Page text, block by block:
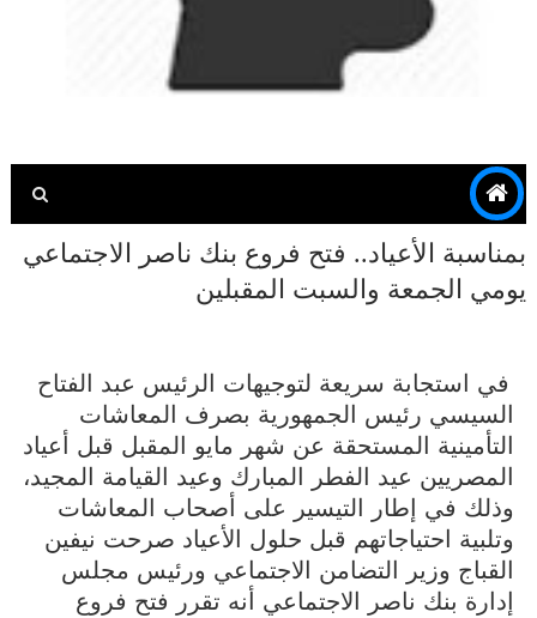
بمناسبة الأعياد.. فتح فروع بنك ناصر الاجتماعي
يومي الجمعة والسبت المقبلين
في استجابة سريعة لتوجيهات الرئيس عبد الفتاح
السيسي رئيس الجمهورية بصرف المعاشات
التأمينية المستحقة عن شهر مايو المقبل قبل أعياد
المصريين عيد الفطر المبارك وعيد القيامة المجيد،
وذلك في إطار التيسير على أصحاب المعاشات
وتلبية احتياجاتهم قبل حلول الأعياد صرحت نيفين
القباج وزير التضامن الاجتماعي ورئيس مجلس
إدارة بنك ناصر الاجتماعي أنه تقرر فتح فروع